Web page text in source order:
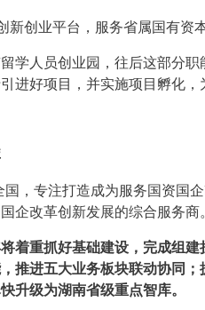
新创业平台，服务省属国有资
学人员创业园，往后这部分
进好项目，并实施项目孵化，
，专注打造成为服务国资国
企改革创新发展的综合服务商
着重抓好基础建设，完成组
推进五大业务板块联动协同
升级为湖南省级重点智库。